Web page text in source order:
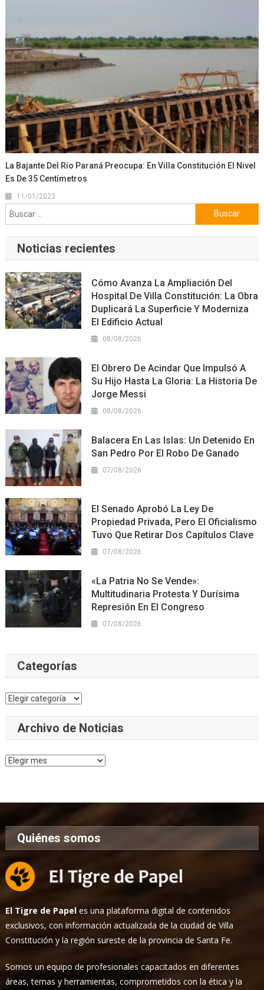
La Bajante Del Río Paraná Preocupa: En Villa Constitución El Nivel
Es De 35 Centímetros
11/01/2023
Buscar:
Noticias recientes
Cómo Avanza La Ampliación Del
Hospital De Villa Constitución: La Obra
Duplicará La Superficie Y Moderniza
El Edificio Actual
08/08/2026
El Obrero De Acindar Que Impulsó A
Su Hijo Hasta La Gloria: La Historia De
Jorge Messi
08/08/2026
Balacera En Las Islas: Un Detenido En
San Pedro Por El Robo De Ganado
07/08/2026
El Senado Aprobó La Ley De
Propiedad Privada, Pero El Oficialismo
Tuvo Que Retirar Dos Capítulos Clave
07/08/2026
«La Patria No Se Vende»:
Multitudinaria Protesta Y Durísima
Represión En El Congreso
07/08/2026
Categorías
Categorías
Archivo de Noticias
Archivo
Quiénes somos
El Tigre de Papel es una plataforma digital de contenidos
exclusivos, con información actualizada de la ciudad de Villa
Constitución y la región sureste de la provincia de Santa Fe.
Somos un equipo de profesionales capacitados en diferentes
áreas, temas y herramientas, comprometidos con la ética y la